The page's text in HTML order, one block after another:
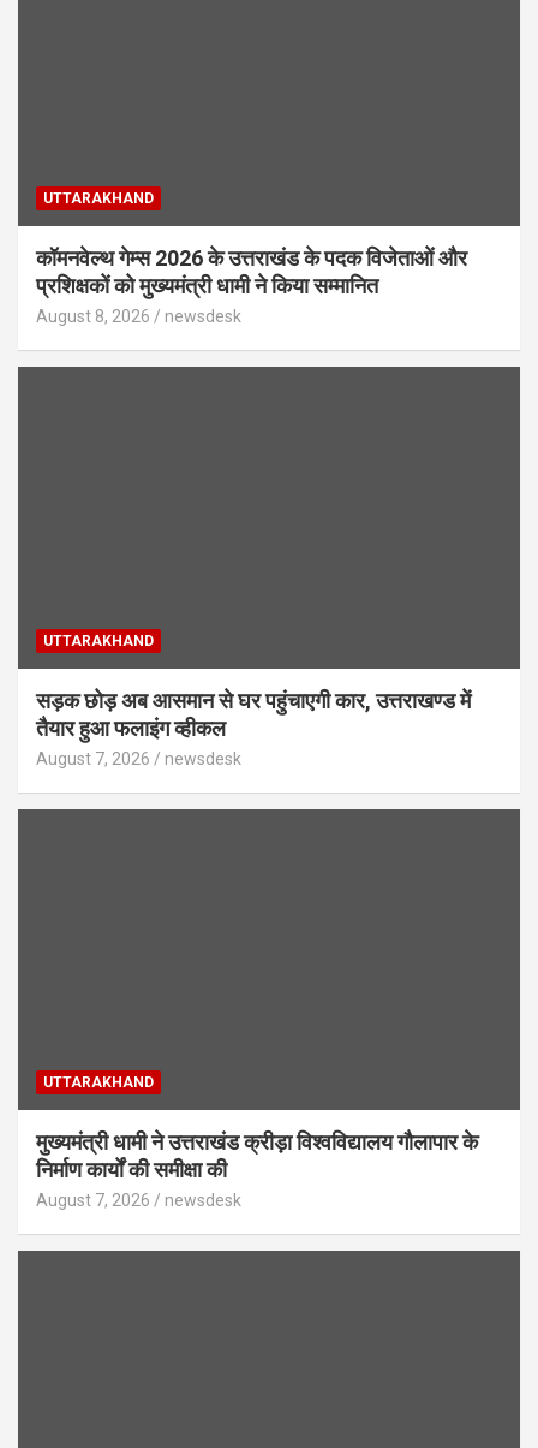
UTTARAKHAND
कॉमनवेल्थ गेम्स 2026 के उत्तराखंड के पदक विजेताओं और
प्रशिक्षकों को मुख्यमंत्री धामी ने किया सम्मानित
August 8, 2026 newsdesk
UTTARAKHAND
सड़क छोड़ अब आसमान से घर पहुंचाएगी कार, उत्तराखण्ड में
तैयार हुआ फलाइंग व्हीकल
August 7, 2026 newsdesk
UTTARAKHAND
मुख्यमंत्री धामी ने उत्तराखंड क्रीड़ा विश्वविद्यालय गौलापार के
निर्माण कार्यों की समीक्षा की
August 7, 2026 newsdesk